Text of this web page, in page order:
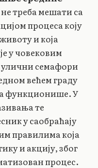
треба мешати са
процеса коју
и која
у човековим
семафори
већем граду
функционише. У
те
у саобраћају
правилима која
и акцију, због
процес.